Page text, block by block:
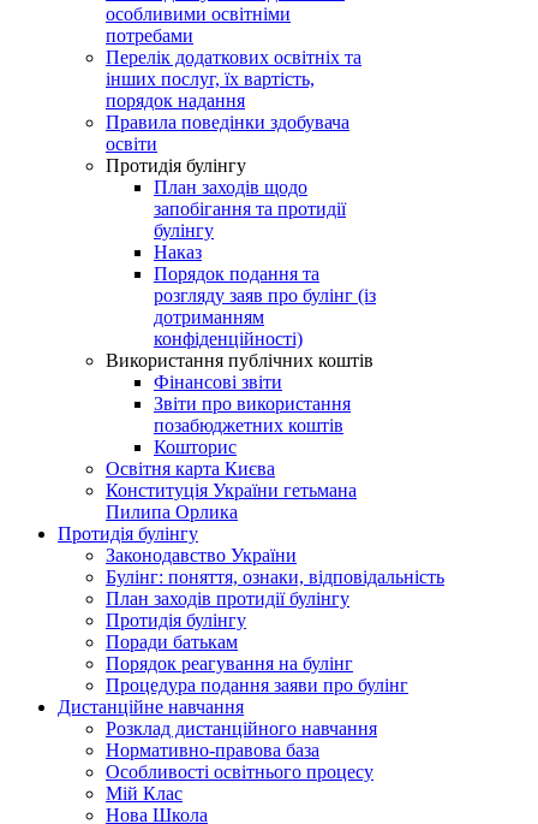
особливими освітніми
потребами
Перелік додаткових освітніх та
інших послуг, їх вартість,
порядок надання
Правила поведінки здобувача
освіти
Протидія булінгу
План заходів щодо
запобігання та протидії
булінгу
Наказ
Порядок подання та
розгляду заяв про булінг (із
дотриманням
конфіденційності)
Використання публічних коштів
Фінансові звіти
Звіти про використання
позабюджетних коштів
Кошторис
Освітня карта Києва
Конституція України гетьмана
Пилипа Орлика
Протидія булінгу
Законодавство України
Булінг: поняття, ознаки, відповідальність
План заходів протидії булінгу
Протидія булінгу
Поради батькам
Порядок реагування на булінг
Процедура подання заяви про булінг
Дистанційне навчання
Розклад дистанційного навчання
Нормативно-правова база
Особливості освітнього процесу
Мій Клас
Нова Школа